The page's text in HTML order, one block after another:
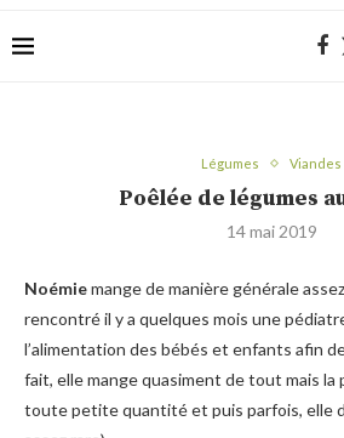
Légumes Viandes
Poêlée de légumes
14 mai 2019
Noémiemange de manière générale assez
rencontré il y a quelques mois une
l’alimentation des bébés et enfants afin
fait, elle mange quasiment de tout mais la
toute petite quantité et puis parfois, elle